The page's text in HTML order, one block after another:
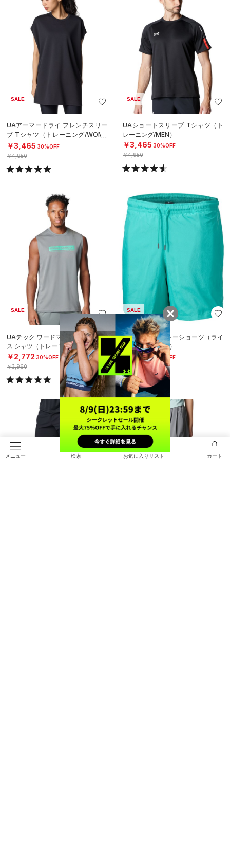
メニュー 検索 お気に入りリスト カート
SALE
UAアーマードライ フレンチスリー
ブ Tシャツ（トレーニング/WOME
N）
￥3,465 30%OFF
￥4,950
SALE
UAショートスリーブ Tシャツ（ト
レーニング/MEN）
￥3,465 30%OFF
￥4,950
SALE
UAテック ワードマーク スリーブレ
ス シャツ（トレーニング/MEN）
￥2,772 30%OFF
￥3,960
SALE
UAウーブン バレーショーツ（ライ
フスタイル/MEN）
￥3,85030%OFF
￥5,500